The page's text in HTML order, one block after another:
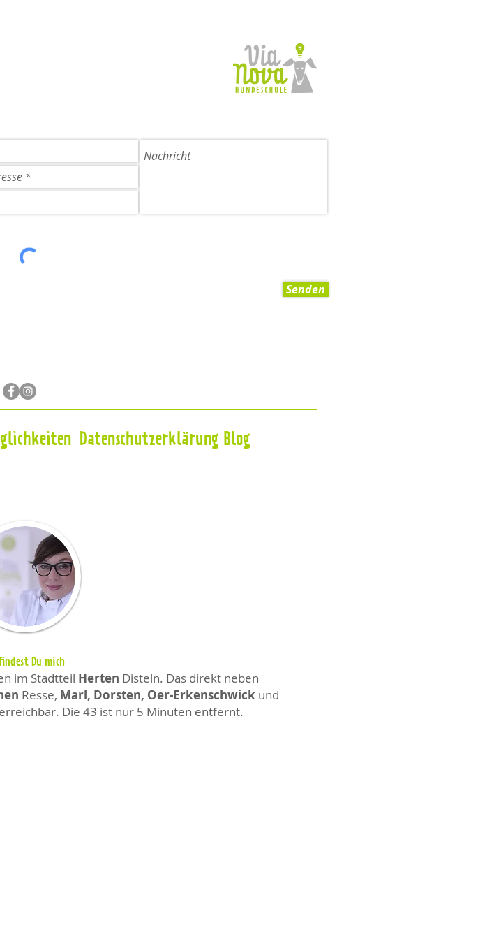
Senden
Blog
Datenschutzerklärung
Du mich
im Stadtteil Herten Disteln. Das direkt neben
Resse, Marl, Dorsten, Oer-Erkenschwick und
Die 43 ist nur 5 Minuten entfernt.